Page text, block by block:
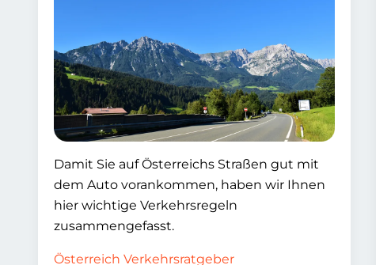
Damit Sie auf Österreichs Straßen gut mit
dem Auto vorankommen, haben wir Ihnen
hier wichtige Verkehrsregeln
zusammengefasst.
Österreich Verkehrsratgeber